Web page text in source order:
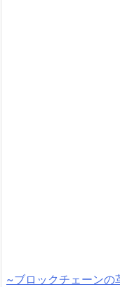
~ブロックチェーン